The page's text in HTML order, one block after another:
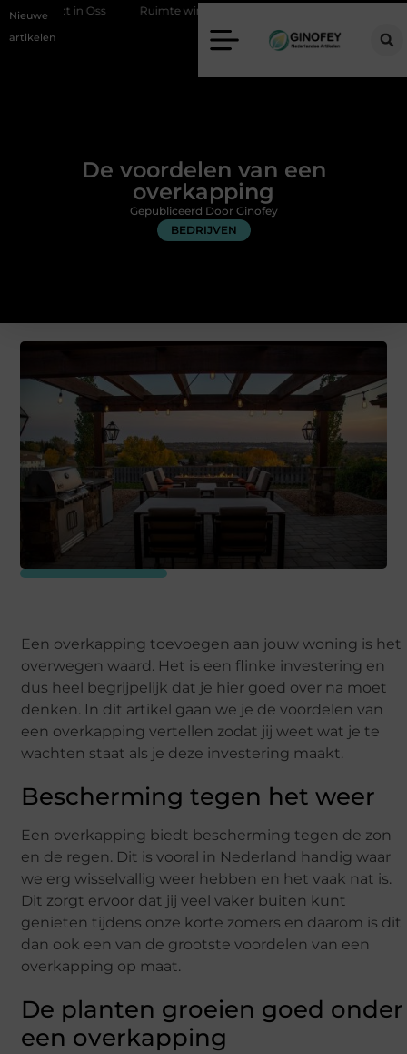
Nieuwe
artikelen
Ruimte winnen in de slaapkamer met een boxspring met
De voordelen van een
overkapping
BEDRIJVEN
Gepubliceerd Door Ginofey
Een overkapping toevoegen aan jouw woning is het
overwegen waard. Het is een flinke investering en
dus heel begrijpelijk dat je hier goed over na moet
denken. In dit artikel gaan we je de voordelen van
een overkapping vertellen zodat jij weet wat je te
wachten staat als je deze investering maakt.
Bescherming tegen het weer
Een overkapping biedt bescherming tegen de zon
en de regen. Dit is vooral in Nederland handig waar
we erg wisselvallig weer hebben en het vaak nat is.
Dit zorgt ervoor dat jij veel vaker buiten kunt
genieten tijdens onze korte zomers en daarom is dit
dan ook een van de grootste voordelen van een
overkapping op maat.
De planten groeien goed onder
een overkapping